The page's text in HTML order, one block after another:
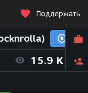
Поддержать
15.9 K